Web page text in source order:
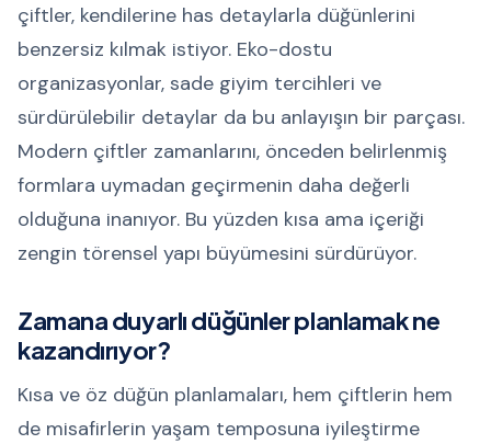
çiftler, kendilerine has detaylarla düğünlerini
benzersiz kılmak istiyor. Eko-dostu
organizasyonlar, sade giyim tercihleri ve
sürdürülebilir detaylar da bu anlayışın bir parçası.
Modern çiftler zamanlarını, önceden belirlenmiş
formlara uymadan geçirmenin daha değerli
olduğuna inanıyor. Bu yüzden kısa ama içeriği
zengin törensel yapı büyümesini sürdürüyor.
Zamana duyarlı düğünler planlamak ne
kazandırıyor?
Kısa ve öz düğün planlamaları, hem çiftlerin hem
de misafirlerin yaşam temposuna iyileştirme